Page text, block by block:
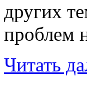
других
проблем
Читать